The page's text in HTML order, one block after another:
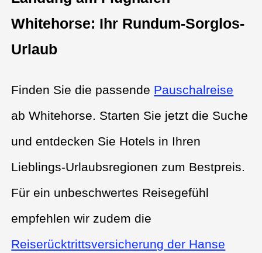
Whitehorse: Ihr Rundum-Sorglos-
Urlaub
Finden Sie die passende Pauschalreise
ab Whitehorse. Starten Sie jetzt die Suche
und entdecken Sie Hotels in Ihren
Lieblings-Urlaubsregionen zum Bestpreis.
Für ein unbeschwertes Reisegefühl
empfehlen wir zudem die
Reiserücktrittsversicherung der Hanse